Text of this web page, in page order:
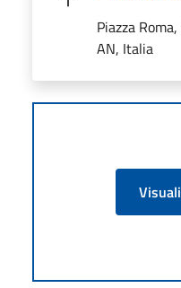
Piazza
AN, Italia